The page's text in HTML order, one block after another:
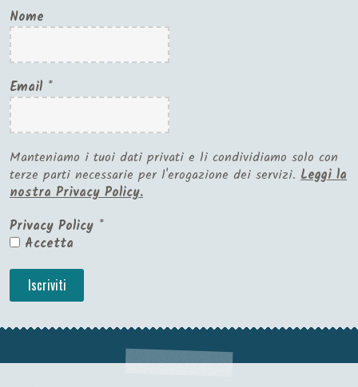
Nome
Email *
Manteniamo i tuoi dati privati e li condividiamo solo con
terze parti necessarie per l'erogazione dei servizi. Leggi la
nostra Privacy Policy.
Privacy Policy *
Accetta